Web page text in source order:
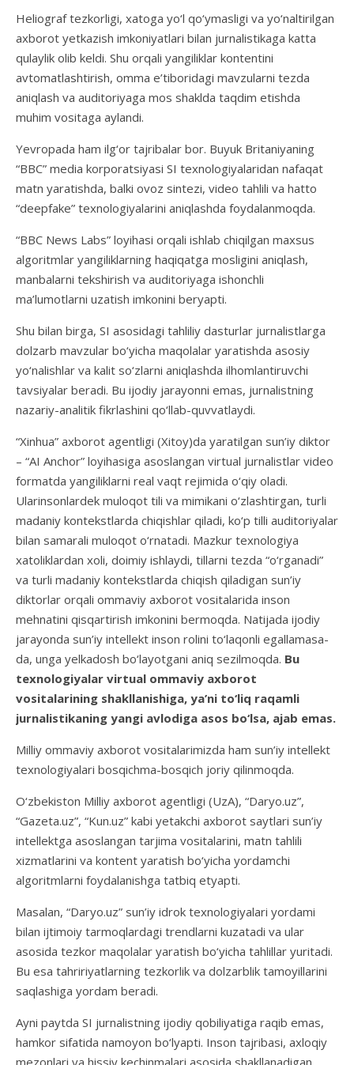
Heliograf tezkorligi, xatoga yo‘l qo‘ymasligi va yo‘naltirilgan
axborot yetkazish imkoniyatlari bilan jurnalistikaga katta
qulaylik olib keldi. Shu orqali yangiliklar kontentini
avtomatlashtirish, omma e’tiboridagi mavzularni tezda
aniqlash va auditoriyaga mos shaklda taqdim etishda
muhim vositaga aylandi.
Yevropada ham ilg‘or tajribalar bor. Buyuk Britaniyaning
“BBC” media korporatsiyasi SI texnologiyalaridan nafaqat
matn yaratishda, balki ovoz sintezi, video tahlili va hatto
“deepfake” texnologiyalarini aniqlashda foydalanmoqda.
“BBC News Labs” loyihasi orqali ishlab chiqilgan maxsus
algoritmlar yangiliklarning haqiqatga mosligini aniqlash,
manbalarni tekshirish va auditoriyaga ishonchli
ma’lumotlarni uzatish imkonini beryapti.
Shu bilan birga, SI asosidagi tahliliy dasturlar jurnalistlarga
dolzarb mavzular bo‘yicha maqolalar yaratishda asosiy
yo‘nalishlar va kalit so‘zlarni aniqlashda ilhomlantiruvchi
tavsiyalar beradi. Bu ijodiy jarayonni emas, jurnalistning
nazariy-analitik fikrlashini qo‘llab-quvvatlaydi.
“Xinhua” axborot agentligi (Xitoy)da yaratilgan sun’iy diktor
– “AI Anchor” loyihasiga asoslangan virtual jurnalistlar video
formatda yangiliklarni real vaqt rejimida o‘qiy oladi.
Ularinsonlardek muloqot tili va mimikani o‘zlashtirgan, turli
madaniy kontekstlarda chiqishlar qiladi, ko‘p tilli auditoriyalar
bilan samarali muloqot o‘rnatadi. Mazkur texnologiya
xatoliklardan xoli, doimiy ishlaydi, tillarni tezda “o‘rganadi”
va turli madaniy kontekstlarda chiqish qiladigan sun’iy
diktorlar orqali ommaviy axborot vositalarida inson
mehnatini qisqartirish imkonini bermoqda. Natijada ijodiy
jarayonda sun’iy intellekt inson rolini to‘laqonli egallamasa-
da, unga yelkadosh bo‘layotgani aniq sezilmoqda. Bu
texnologiyalar virtual ommaviy axborot
vositalarining shakllanishiga, ya’ni to‘liq raqamli
jurnalistikaning yangi avlodiga asos bo‘lsa, ajab emas.
Milliy ommaviy axborot vositalarimizda ham sun’iy intellekt
texnologiyalari bosqichma-bosqich joriy qilinmoqda.
O‘zbekiston Milliy axborot agentligi (UzA), “Daryo.uz”,
“Gazeta.uz”, “Kun.uz” kabi yetakchi axborot saytlari sun’iy
intellektga asoslangan tarjima vositalarini, matn tahlili
xizmatlarini va kontent yaratish bo‘yicha yordamchi
algoritmlarni foydalanishga tatbiq etyapti.
Masalan, “Daryo.uz” sun’iy idrok texnologiyalari yordami
bilan ijtimoiy tarmoqlardagi trendlarni kuzatadi va ular
asosida tezkor maqolalar yaratish bo‘yicha tahlillar yuritadi.
Bu esa tahririyatlarning tezkorlik va dolzarblik tamoyillarini
saqlashiga yordam beradi.
Ayni paytda SI jurnalistning ijodiy qobiliyatiga raqib emas,
hamkor sifatida namoyon bo‘lyapti. Inson tajribasi, axloqiy
mezonlari va hissiy kechinmalari asosida shakllanadigan